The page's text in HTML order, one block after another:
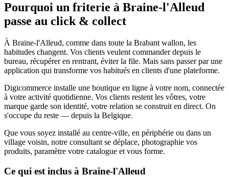
Pourquoi un friterie à Braine-l'Alleud
passe au click & collect
À Braine-l'Alleud, comme dans toute la Brabant wallon, les
habitudes changent. Vos clients veulent commander depuis le
bureau, récupérer en rentrant, éviter la file. Mais sans passer par une
application qui transforme vos habitués en clients d'une plateforme.
Digicommerce installe une boutique en ligne à votre nom, connectée
à votre activité quotidienne. Vos clients restent les vôtres, votre
marque garde son identité, votre relation se construit en direct. On
s'occupe du reste — depuis la Belgique.
Que vous soyez installé au centre-ville, en périphérie ou dans un
village voisin, notre consultant se déplace, photographie vos
produits, paramètre votre catalogue et vous forme.
Ce qui est inclus à Braine-l'Alleud